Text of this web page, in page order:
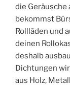
die Geräusche
bekommst
Rollläden und
deinen
deshalb
Dichtungen
aus Holz,